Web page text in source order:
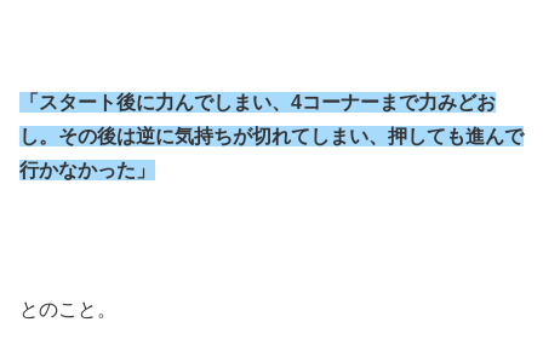
「スタート後に力んでしまい、4コーナーまで力みどお
し。その後は逆に気持ちが切れてしまい、押しても進んで
行かなかった」
とのこと。